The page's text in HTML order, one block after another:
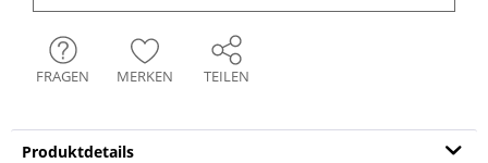
FRAGEN MERKEN TEILEN
Produktdetails